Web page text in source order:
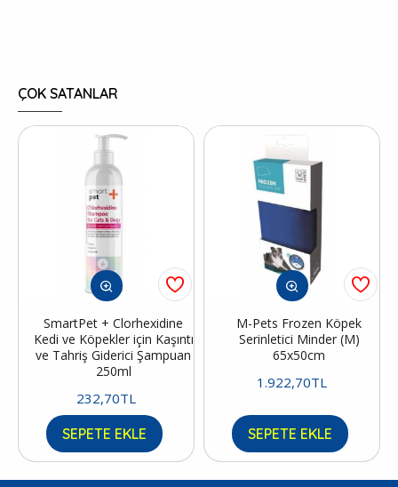
ÇOK SATANLAR
SmartPet + Clorhexidine
Kedi ve Köpekler için Kaşıntı
ve Tahriş Giderici Şampuan
250ml
232,70TL
SEPETE EKLE
M-Pets Frozen Köpek
Serinletici Minder (M)
65x50cm
1.922,70TL
SEPETE EKLE